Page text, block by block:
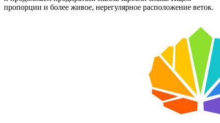
пропорции и более живое, нерегулярное расположение веток.